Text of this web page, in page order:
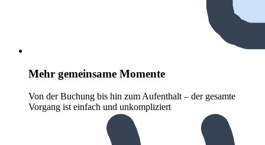
Mehr gemeinsame Momente
Von der Buchung bis hin zum Aufenthalt – der gesamte
Vorgang ist einfach und unkompliziert